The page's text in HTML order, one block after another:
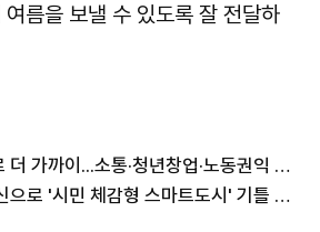
름을 보낼 수 있도록 잘 전달하
밀양시, 시민 곁으로 더 가까이...소통·청년창업·노동권익 지원 확대
밀양시, AI 행정 혁신으로 '시민 체감형 스마트도시' 기틀 마련